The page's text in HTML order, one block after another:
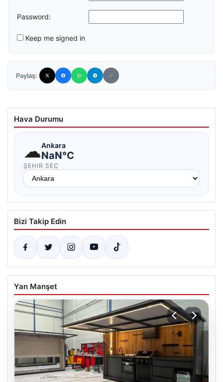
Password:
Keep me signed in
Paylaş:
Hava Durumu
☁Ankara
NaN°C
ŞEHIR SEÇ
Bizi Takip Edin
Yan Manşet